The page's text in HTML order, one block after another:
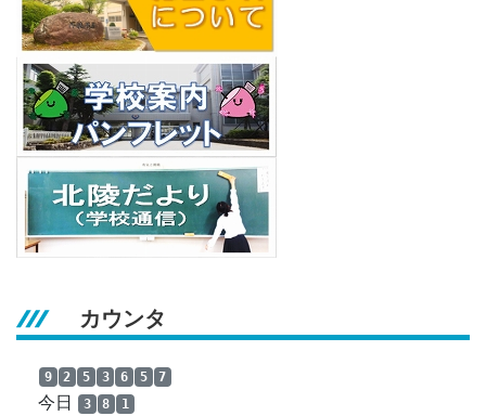
カウンタ
9 2 5 3 6 5 7
今日 3 8 1